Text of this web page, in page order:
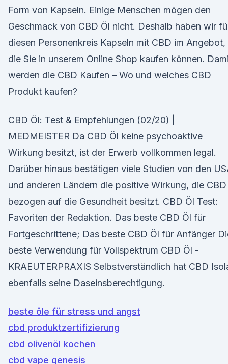
Form von Kapseln. Einige Menschen mögen den
Geschmack von CBD Öl nicht. Deshalb haben wir
diesen Personenkreis Kapseln mit CBD im Angebot,
die Sie in unserem Online Shop kaufen können.
werden die CBD Kaufen – Wo und welches CBD
Produkt kaufen?
CBD Öl: Test & Empfehlungen (02/20) |
MEDMEISTER Da CBD Öl keine psychoaktive
Wirkung besitzt, ist der Erwerb vollkommen legal.
Darüber hinaus bestätigen viele Studien von den
und anderen Ländern die positive Wirkung, die CBD
bezogen auf die Gesundheit besitzt. CBD Öl Test:
Favoriten der Redaktion. Das beste CBD Öl für
Fortgeschrittene; Das beste CBD Öl für Anfänger
beste Verwendung für Vollspektrum CBD Öl -
KRAEUTERPRAXIS Selbstverständlich hat CBD
ebenfalls seine Daseinsberechtigung.
beste öle für stress und angst
cbd produktzertifizierung
cbd olivenöl kochen
cbd vape genesis